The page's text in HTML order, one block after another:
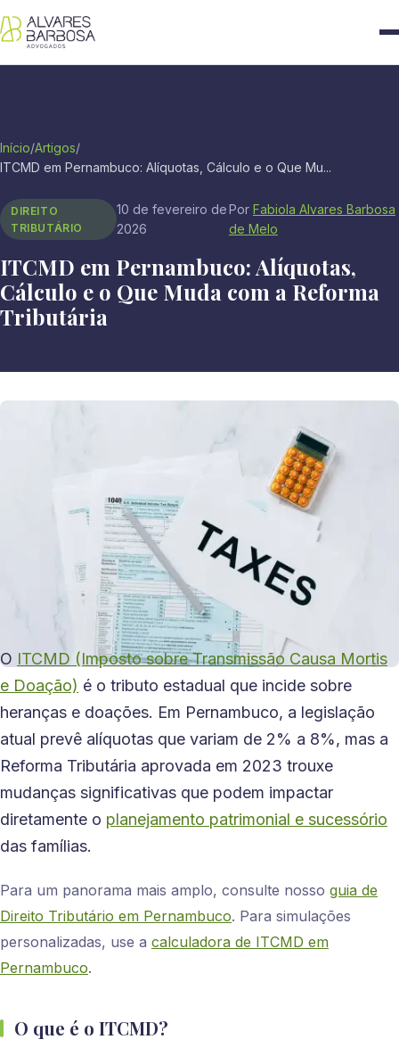
Início/Artigos/
ITCMD em Pernambuco: Alíquotas, Cálculo e o Que Mu...
DIREITO
TRIBUTÁRIO
10 de fevereiro de
2026
Por Fabiola Alvares Barbosa
de Melo
ITCMD em Pernambuco: Alíquotas,
Cálculo e o Que Muda com a Reforma
Tributária
O ITCMD (Imposto sobre Transmissão Causa Mortis
e Doação) é o tributo estadual que incide sobre
heranças e doações. Em Pernambuco, a legislação
atual prevê alíquotas que variam de 2% a 8%, mas a
Reforma Tributária aprovada em 2023 trouxe
mudanças significativas que podem impactar
diretamente o planejamento patrimonial e sucessório
das famílias.
Para um panorama mais amplo, consulte nosso guia de
Direito Tributário em Pernambuco. Para simulações
personalizadas, use a calculadora de ITCMD em
Pernambuco.
O que é o ITCMD?